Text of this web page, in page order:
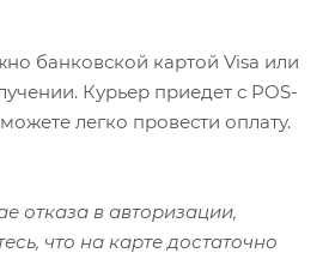
банковской картой Visa или
Курьер приедет с POS-
легко провести оплату.
отказа в авторизации,
что на карте достаточно